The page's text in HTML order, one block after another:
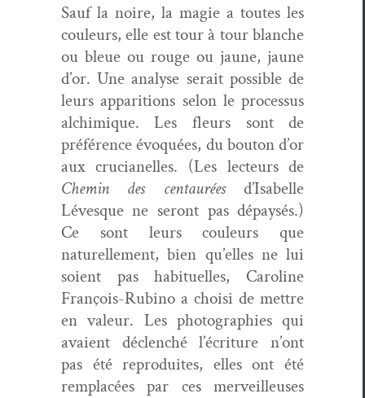
Sauf la noire, la magie a toutes les
couleurs, elle est tour à tour blanche
ou bleue ou rouge ou jaune, jaune
d’or. Une analyse serait pos­si­ble de
leurs appari­tions selon le proces­sus
alchim­ique. Les fleurs sont de
préférence évo­quées, du bou­ton d’or
aux cru­cianelles. (Les lecteurs de
Chemin des cen­tau­réesd’Isabelle
Lévesque ne seront pas dépaysés.)
Ce sont leurs couleurs que
naturelle­ment, bien qu’elles ne lui
soient pas habituelles, Car­o­line
François-Rubi­no a choisi de met­tre
en valeur. Les pho­togra­phies qui
avaient déclenché l’écriture n’ont
pas été repro­duites, elles ont été
rem­placées par ces mer­veilleuses